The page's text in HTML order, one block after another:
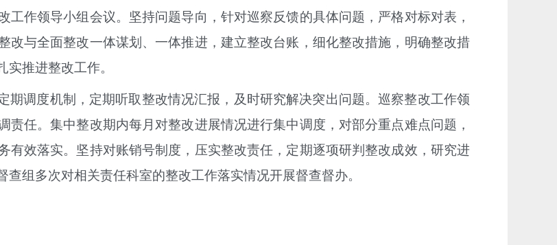
作领导小组会议。坚持问题导向，针对巡察反馈的具体问题，严格对标对表，
改与全面整改一体谋划、一体推进，建立整改台账，细化整改措施，明确整改措
推进整改工作。
期调度机制，定期听取整改情况汇报，及时研究解决突出问题。巡察整改工作领
任。集中整改期内每月对整改进展情况进行集中调度，对部分重点难点问题，
有效落实。 坚持对账销号制度， 压实整改责任， 定期逐项研判整改成效，研究进
查组 多次对相关责任科室的整改工作落实情况开展督查督办。